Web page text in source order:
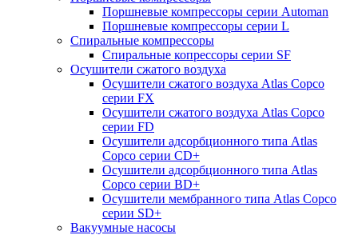
Поршневые компрессоры серии Automan
Поршневые компрессоры серии L
Спиральные компрессоры
Спиральные копрессоры серии SF
Осушители сжатого воздуха
Осушители сжатого воздуха Atlas Copco
серии FX
Осушители сжатого воздуха Atlas Copco
серии FD
Осушители адсорбционного типа Atlas
Copco серии СD+
Осушители адсорбционного типа Atlas
Copco серии BD+
Осушители мембранного типа Atlas Copco
серии SD+
Вакуумные насосы